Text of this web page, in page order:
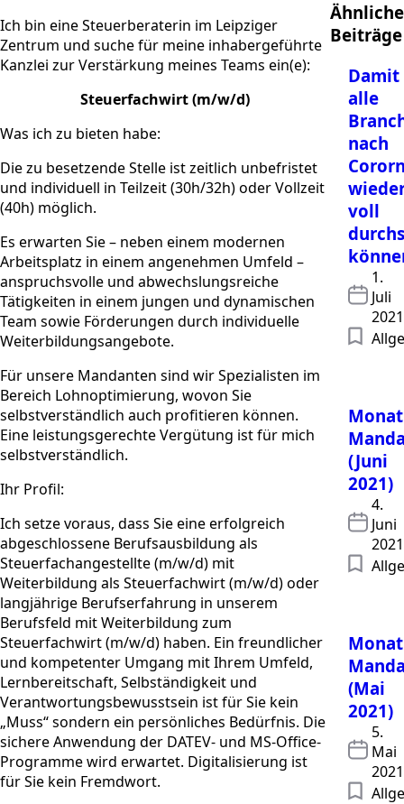
Ich bin eine Steuerberaterin im Leipziger
Zentrum und suche für meine inhabergeführte
Kanzlei zur Verstärkung meines Teams ein(e):
Steuerfachwirt (m/w/d)
Was ich zu bieten habe:
Die zu besetzende Stelle ist zeitlich unbefristet
und individuell in Teilzeit (30h/32h) oder Vollzeit
(40h) möglich.
Es erwarten Sie – neben einem modernen
Arbeitsplatz in einem angenehmen Umfeld –
anspruchsvolle und abwechslungsreiche
Tätigkeiten in einem jungen und dynamischen
Team sowie Förderungen durch individuelle
Weiterbildungsangebote.
Für unsere Mandanten sind wir Spezialisten im
Bereich Lohnoptimierung, wovon Sie
selbstverständlich auch profitieren können.
Eine leistungsgerechte Vergütung ist für mich
selbstverständlich.
Ihr Profil:
Ich setze voraus, dass Sie eine erfolgreich
abgeschlossene Berufsausbildung als
Steuerfachangestellte (m/w/d) mit
Weiterbildung als Steuerfachwirt (m/w/d) oder
langjährige Berufserfahrung in unserem
Berufsfeld mit Weiterbildung zum
Steuerfachwirt (m/w/d) haben. Ein freundlicher
und kompetenter Umgang mit Ihrem Umfeld,
Lernbereitschaft, Selbständigkeit und
Verantwortungsbewusstsein ist für Sie kein
„Muss“ sondern ein persönliches Bedürfnis. Die
sichere Anwendung der DATEV- und MS-Office-
Programme wird erwartet. Digitalisierung ist
für Sie kein Fremdwort.
Ähnliche
Beiträge
Damit
alle
nach
voll
1.
Juli
2021
(Juni
2021)
4.
Juni
2021
(Mai
2021)
5.
Mai
2021